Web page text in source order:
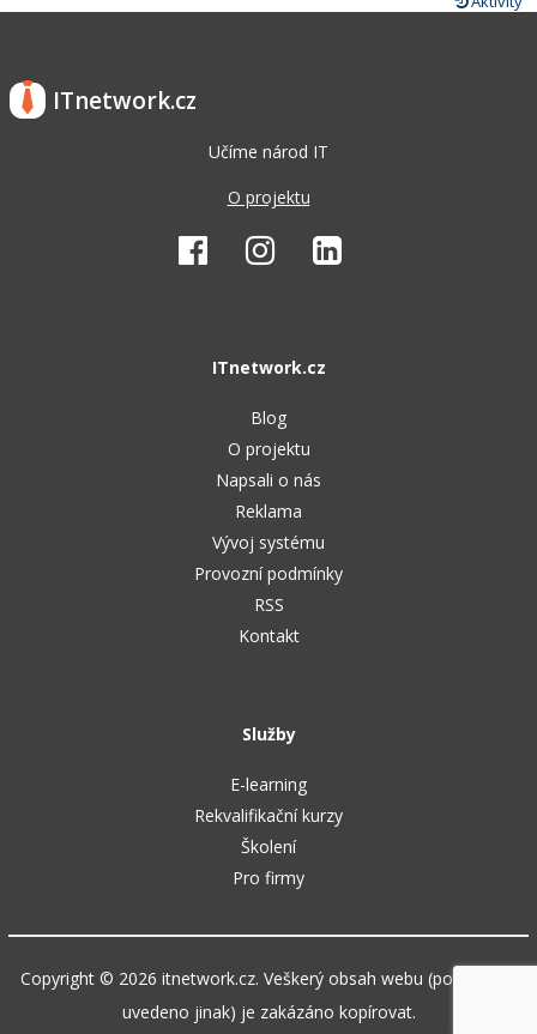
ITnetwork.cz
Učíme národ IT
O projektu
ITnetwork.cz
Blog
O projektu
Napsali o nás
Reklama
Vývoj systému
Provozní podmínky
RSS
Kontakt
Služby
E-learning
Rekvalifikační kurzy
Školení
Pro firmy
Copyright © 2026 itnetwork.cz. Veškerý obsah webu (pokud není
uvedeno jinak) je zakázáno kopírovat.